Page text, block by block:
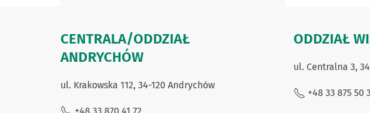
CENTRALA/ODDZIAŁ
ANDRYCHÓW
ul. Krakowska 112, 34-120 Andrychów
+48 33 870 41 72
ODDZIAŁ
ul. Centralna 3,
+48 33 875 50